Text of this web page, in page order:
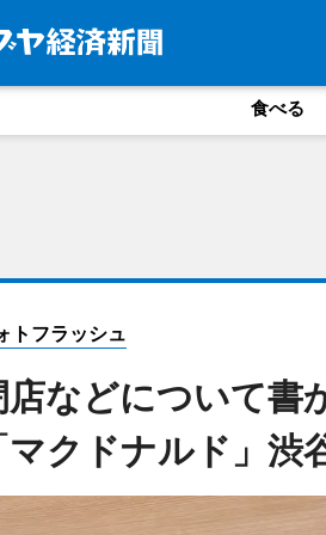
食べる
トフラッシュ
店などについて書
マクドナルド」渋